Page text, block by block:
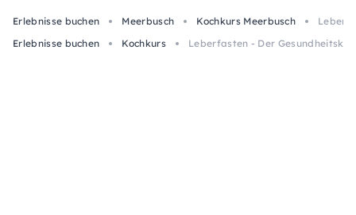
Erlebnisse buchen Meerbusch Kochkurs Meerbusch
Erlebnisse buchen
Kochkurs Leberfasten - Der